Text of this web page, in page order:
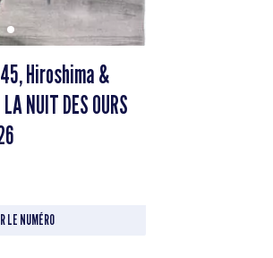
Hiroshima &
NUIT DES OURS
NUMÉRO